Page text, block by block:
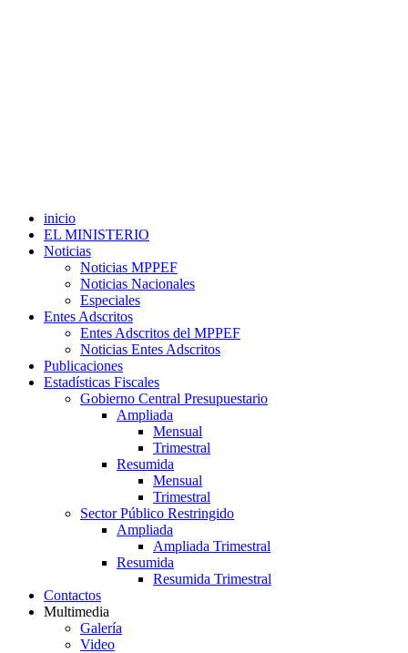
inicio
EL MINISTERIO
Noticias
Noticias MPPEF
Noticias Nacionales
Especiales
Entes Adscritos
Entes Adscritos del MPPEF
Noticias Entes Adscritos
Publicaciones
Estadísticas Fiscales
Gobierno Central Presupuestario
Ampliada
Mensual
Trimestral
Resumida
Mensual
Trimestral
Sector Público Restringido
Ampliada
Ampliada Trimestral
Resumida
Resumida Trimestral
Contactos
Multimedia
Galería
Video